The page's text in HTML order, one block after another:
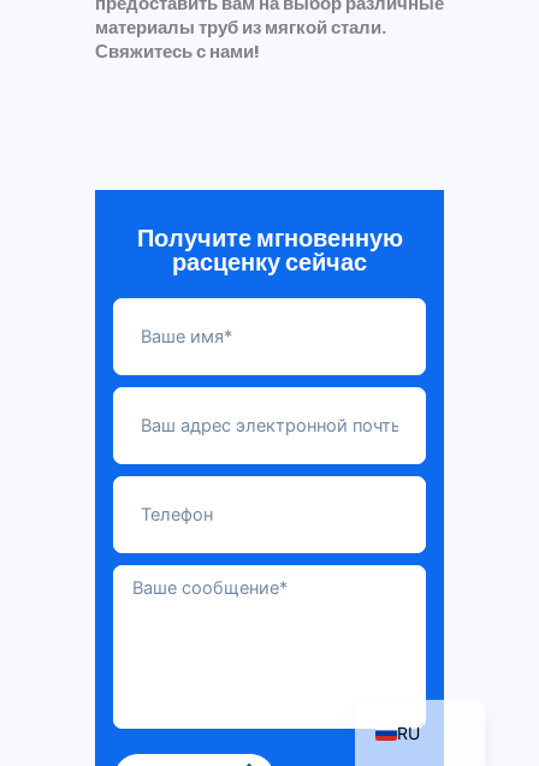
материалы труб из мягкой стали.
Свяжитесь с нами!
Получите мгновенную
расценку сейчас
RU
ES